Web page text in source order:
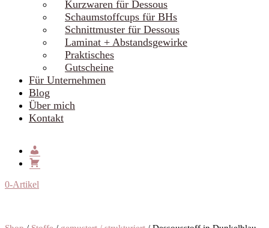
Kurzwaren für Dessous
Schaumstoffcups für BHs
Schnittmuster für Dessous
Laminat + Abstandsgewirke
Praktisches
Gutscheine
Für Unternehmen
Blog
Über mich
Kontakt
0-Artikel